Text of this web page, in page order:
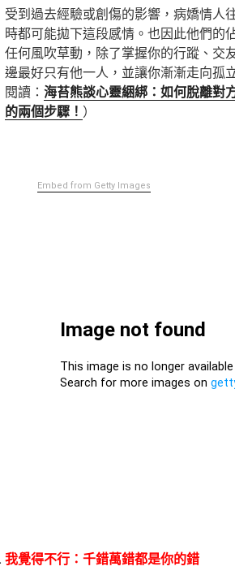
受到過去經驗或創傷的影響，病嬌情人
時都可能拋下這段感情。也因此他們的
任何風吹草動，除了掌握你的行蹤、交
邊最好只有他一人，並讓你漸漸走向孤
閱讀： 海苔熊談心靈綑綁：如何脫離對
的兩個步驟！ ）
Embed from Getty Images
我覺得不行：千錯萬錯都是你的錯